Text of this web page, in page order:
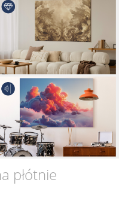
płótnie